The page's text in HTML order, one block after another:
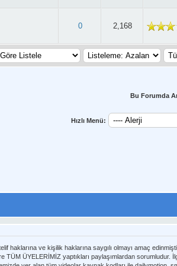
0 2,168
Bu Forumda
Hızlı Menü:
haklarına ve kişilik haklarına saygılı olmayı amaç
TÜM ÜYELERİMİZ yaptıkları paylaşımlardan sorumludur.